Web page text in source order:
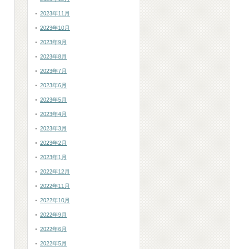
2023年11月
2023年10月
2023年9月
2023年8月
2023年7月
2023年6月
2023年5月
2023年4月
2023年3月
2023年2月
2023年1月
2022年12月
2022年11月
2022年10月
2022年9月
2022年6月
2022年5月